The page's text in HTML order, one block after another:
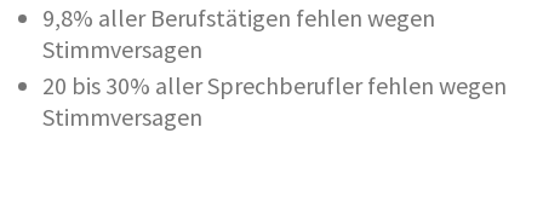
9,8% aller Berufstätigen fehlen wegen
Stimmversagen
20 bis 30% aller Sprechberufler fehlen wegen
Stimmversagen